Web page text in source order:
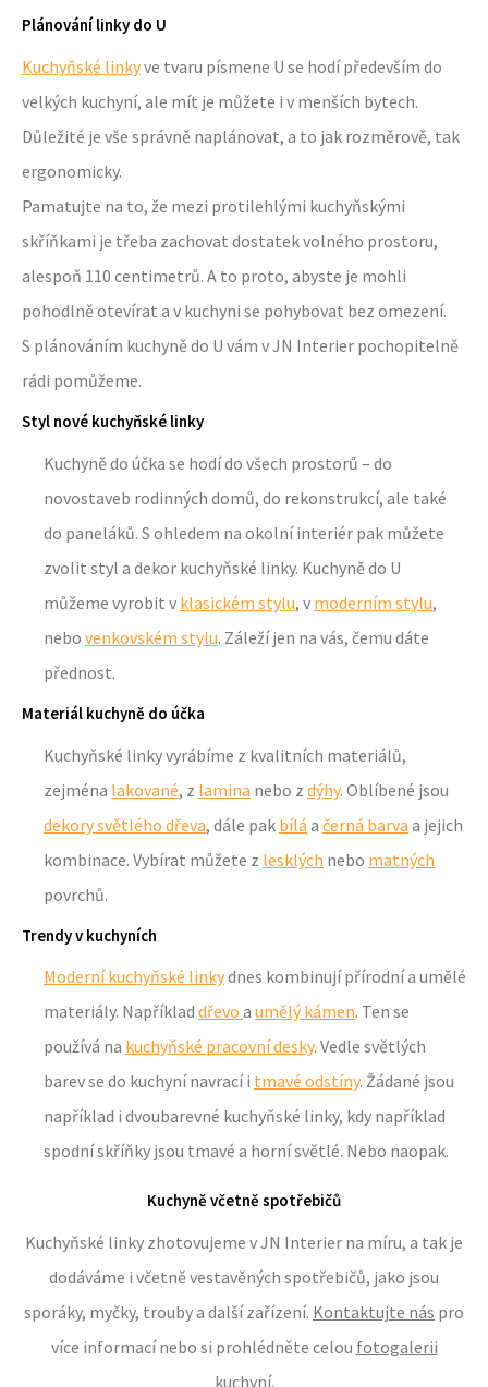
Plánování linky do U
Kuchyňské linkyve tvaru písmene U se hodí především do
velkých kuchyní, ale mít je můžete i v menších bytech.
Důležité je vše správně naplánovat, a to jak rozměrově, tak
ergonomicky.
Pamatujte na to, že mezi protilehlými kuchyňskými
skříňkami je třeba zachovat dostatek volného prostoru,
alespoň 110 centimetrů. A to proto, abyste je mohli
pohodlně otevírat a v kuchyni se pohybovat bez omezení.
S plánováním kuchyně do U vám v JN Interier pochopitelně
rádi pomůžeme.
Styl nové kuchyňské linky
Kuchyně do účka se hodí do všech prostorů – do
novostaveb rodinných domů, do rekonstrukcí, ale také
do paneláků. S ohledem na okolní interiér pak můžete
zvolit styl a dekor kuchyňské linky. Kuchyně do U
můžeme vyrobit v klasickém stylu, v moderním stylu,
nebo venkovském stylu. Záleží jen na vás, čemu dáte
přednost.
Materiál kuchyně do účka
Kuchyňské linky vyrábíme z kvalitních materiálů,
zejména lakované, z lamina nebo z dýhy. Oblíbené jsou
dekory světlého dřeva, dále pak bílá a černá barva a jejich
kombinace. Vybírat můžete z lesklých nebo matných
povrchů.
Trendy v kuchyních
Moderní kuchyňské linkydnes kombinují přírodní a umělé
materiály. Například dřevo a umělý kámen. Ten se
používá na kuchyňské pracovní desky. Vedle světlých
barev se do kuchyní navrací i tmavé odstíny. Žádané jsou
například i dvoubarevné kuchyňské linky, kdy například
spodní skříňky jsou tmavé a horní světlé. Nebo naopak.
Kuchyně včetně spotřebičů
Kuchyňské linky zhotovujeme v JN Interier na míru, a tak je
dodáváme i včetně vestavěných spotřebičů, jako jsou
sporáky, myčky, trouby a další zařízení. Kontaktujte nás pro
více informací nebo si prohlédněte celou fotogalerii
kuchyní.